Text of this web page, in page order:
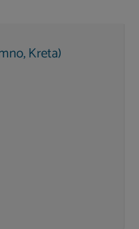
Kreta)